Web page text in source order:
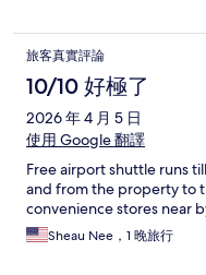
旅客真實評論
10/10 好極了
2026 年 4 月 5 日
使用 Google 翻譯
Free airport shuttle runs
and from the property to
convenience stores near
Sheau Nee，1 晚旅行